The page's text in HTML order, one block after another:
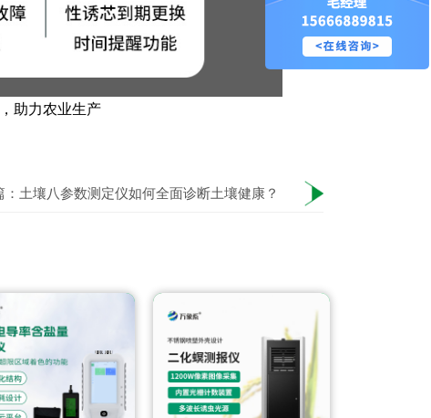
助力农业生产
土壤八参数测定仪如何全面诊断土壤健康？